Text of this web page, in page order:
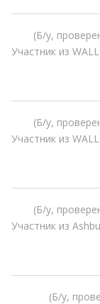
Б/у,
Участник из
Б/у,
Участник из
Б/у,
Участник из
Б/у,